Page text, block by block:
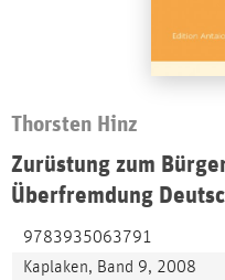
Thorsten Hinz
Zurüstung zum
Überfremdung
9783935063791
Kaplaken, Band 9, 2008